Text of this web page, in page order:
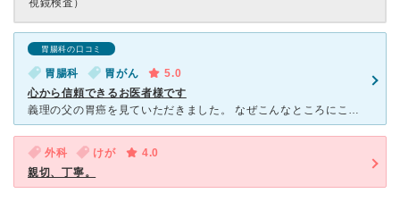
視鏡検査）
胃腸科の口コミ
胃腸科 胃がん
5.0
心から信頼できるお医者様です
義理の父の胃癌を見ていただきました。 なぜこんなところにこんなスーパードクターが？と驚かされる程の経歴のドクターです。 それでいて決して偉ぶらず、患者に寄り添いながら、的確なアドバイスを頂きました
外科 けが
4.0
親切、丁寧。